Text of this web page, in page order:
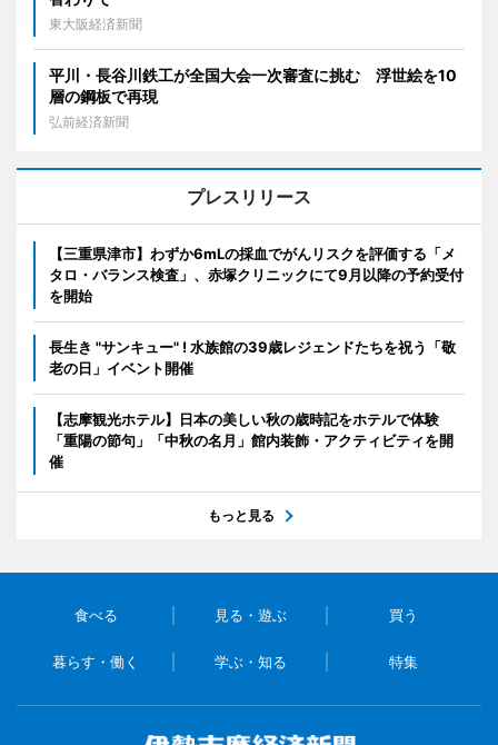
東大阪経済新聞
平川・長谷川鉄工が全国大会一次審査に挑む 浮世絵を10
層の鋼板で再現
弘前経済新聞
プレスリリース
【三重県津市】わずか6mLの採血でがんリスクを評価する「メ
タロ・バランス検査」、赤塚クリニックにて9月以降の予約受付
を開始
長生き "サンキュー" ! 水族館の39歳レジェンドたちを祝う「敬
老の日」イベント開催
【志摩観光ホテル】日本の美しい秋の歳時記をホテルで体験
「重陽の節句」「中秋の名月」館内装飾・アクティビティを開
催
もっと見る
食べる 見る・遊ぶ 買う
暮らす・働く 学ぶ・知る 特集